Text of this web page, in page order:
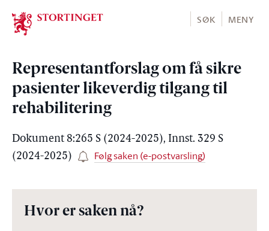
Stortinget.no
SØK MENY
Representantforslag om få sikre
pasienter likeverdig tilgang til
rehabilitering
Dokument 8:265 S (2024-2025), Innst. 329 S
(2024-2025)
Følg saken (e-postvarsling)
Hvor er saken nå?